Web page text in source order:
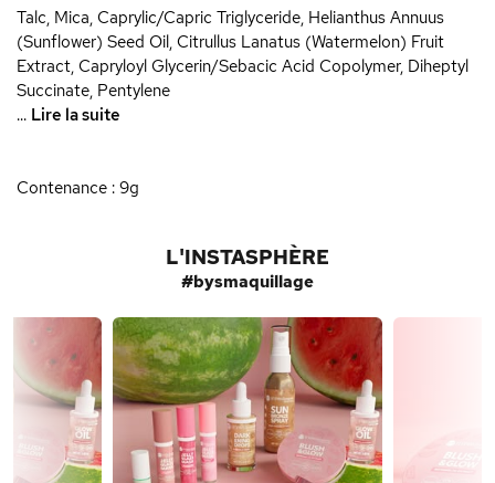
Talc, Mica, Caprylic/Capric Triglyceride, Helianthus Annuus
(Sunflower) Seed Oil, Citrullus Lanatus (Watermelon) Fruit
Extract, Capryloyl Glycerin/Sebacic Acid Copolymer, Diheptyl
Succinate, Pentylene
... Lire la suite
Contenance : 9g
L'INSTASPHÈRE
#bysmaquillage